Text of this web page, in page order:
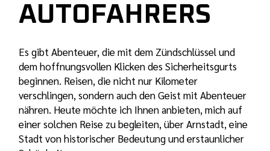
AUTOFAHRERS
Es gibt Abenteuer, die mit dem Zündschlüssel und
dem hoffnungsvollen Klicken des Sicherheitsgurts
beginnen. Reisen, die nicht nur Kilometer
verschlingen, sondern auch den Geist mit Abenteuer
nähren. Heute möchte ich Ihnen anbieten, mich auf
einer solchen Reise zu begleiten, über Arnstadt, eine
Stadt von historischer Bedeutung und erstaunlicher